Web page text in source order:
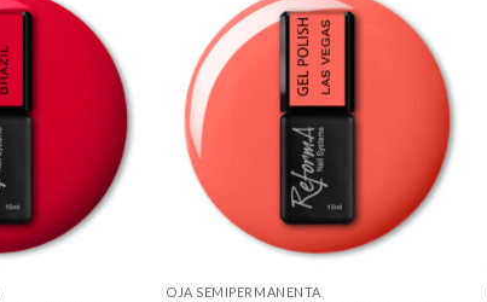
Add to
Wishlist
Add to
Wishlist
OJA SEMIPERMANENTA